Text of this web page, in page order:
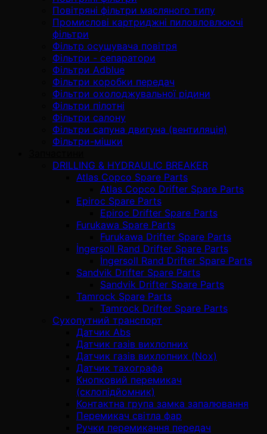
Повітряні фільтри масляного типу
Промислові картриджні пиловловлюючі
фільтри
Фільтр осушувача повітря
Фільтри - сепаратори
Фільтри Adblue
Фільтри коробки передач
Фільтри охолоджувальної рідини
Фільтри пілотні
Фільтри салону
Фільтри сапуна двигуна (вентиляція)
Фільтри-мішки
DRILLING & HYDRAULIC BREAKER
Atlas Copco Spare Parts
Atlas Copco Drifter Spare Parts
Epiroc Spare Parts
Epiroc Drifter Spare Parts
Furukawa Spare Parts
Furukawa Drifter Spare Parts
İngersoll Rand Drifter Spare Parts
İngersoll Rand Drifter Spare Parts
Sandvik Drifter Spare Parts
Sandvik Drifter Spare Parts
Tamrock Spare Parts
Tamrock Drifter Spare Parts
Сухопутний транспорт
Датчик Abs
Датчик газів вихлопних
Датчик газів вихлопних (Nox)
Датчик тахографа
Кнопковий перемикач
(склопідйомник)
Контактна група замка запалювання
Перемикач світла фар
Ручки перемикання передач